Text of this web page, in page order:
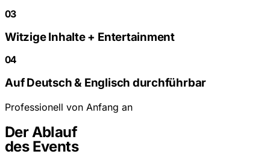
03
Witzige Inhalte + Entertainment
04
Auf Deutsch & Englisch durchführbar
Professionell von Anfang an
Der Ablauf
des Events